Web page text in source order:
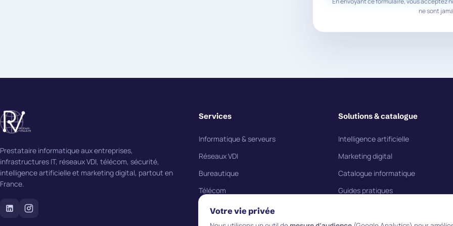
ne sont
Prestataire informatique aux entreprises,
infrastructures IT, réseaux VDI, télécom, sécurité,
intelligence artificielle et marketing digital, partout en
France.
Services
Informatique & serveurs
Réseaux VDI
Bureautique
Télécom
Sécurité
Solutions & catalogue
Intelligence artificielle
Marketing digital
Catalogue informatique
Guides pratiques
Votre vie privée